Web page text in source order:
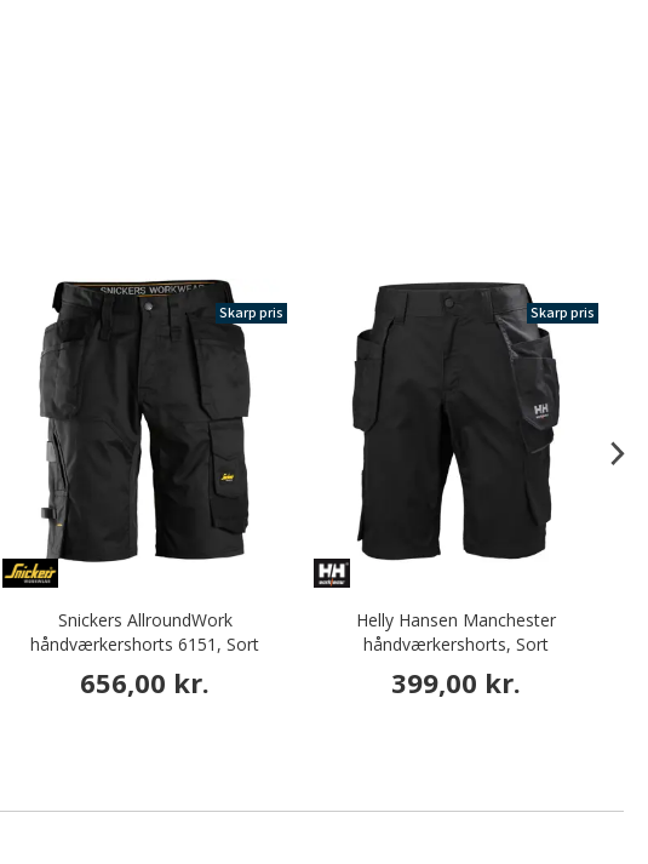
Skarp pris
Snickers AllroundWork
håndværkershorts 6151, Sort
656,00 kr.
Skarp pris
Helly Hansen Manchester
håndværkershorts, Sort
399,00 kr.